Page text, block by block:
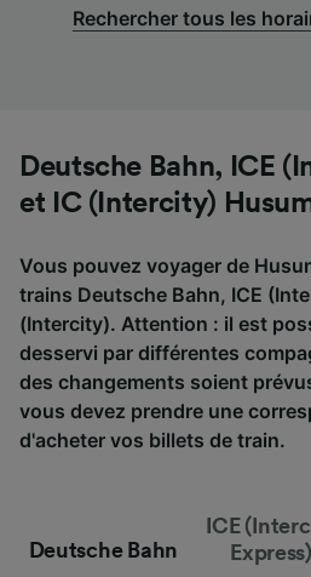
Rechercher tous les
Deutsche Bahn, ICE
et IC (Intercity)
Vous pouvez voyager de
trains Deutsche Bahn, ICE
(Intercity). Attention : il est
desservi par différentes
des changements soient
vous devez prendre une
d'acheter vos billets de train.
Deutsche Bahn
ICE
Express)